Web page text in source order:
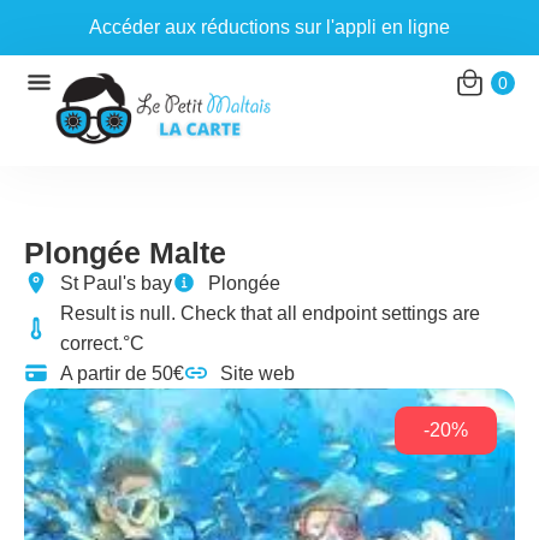
au
contenu
Accéder aux réductions sur l'appli en ligne
0
Plongée Malte
St Paul's bay
Plongée
Result is null. Check that all endpoint settings are
correct.°C
A partir de 50€
Site web
-20%